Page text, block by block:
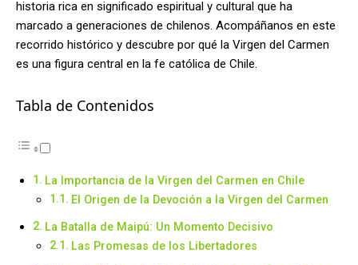
historia rica en significado espiritual y cultural que ha
marcado a generaciones de chilenos. Acompáñanos en este
recorrido histórico y descubre por qué la Virgen del Carmen
es una figura central en la fe católica de Chile.
Tabla de Contenidos
La Importancia de la Virgen del Carmen en Chile
El Origen de la Devoción a la Virgen del Carmen
La Batalla de Maipú: Un Momento Decisivo
Las Promesas de los Libertadores